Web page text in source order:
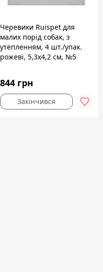
Черевики Ruispet для
малих порід собак, з
утепленням, 4 шт./упак.
рожеві, 5,3x4,2 см, №5
844 грн
Закінчився